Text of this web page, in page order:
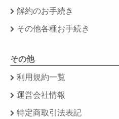
解約のお手続き
その他各種お手続き
その他
利用規約一覧
運営会社情報
特定商取引法表記